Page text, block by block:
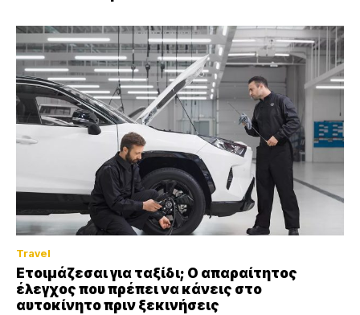
Travel
Ετοιμάζεσαι για ταξίδι; Ο απαραίτητος
έλεγχος που πρέπει να κάνεις στο
αυτοκίνητο πριν ξεκινήσεις